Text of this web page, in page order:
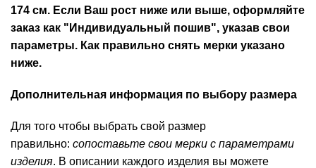
174 см. Если Ваш рост ниже или выше, оформляйте
заказ как "Индивидуальный пошив", указав свои
параметры. Как правильно снять мерки указано
ниже.
Дополнительная информация по выбору размера
Для того чтобы выбрать свой размер
правильно: сопоставьте свои мерки с параметрами
изделия. В описании каждого изделия вы можете